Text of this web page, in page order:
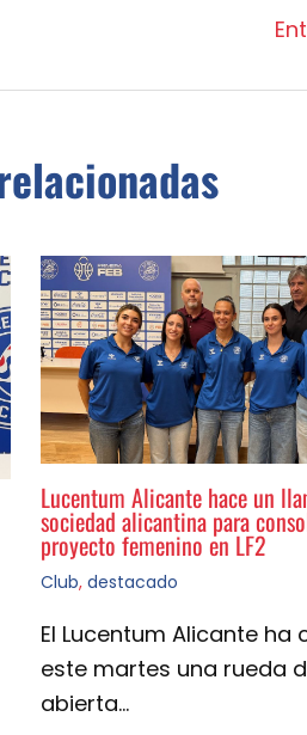
Lucentum Alicante hace un
sociedad alicantina para
proyecto femenino en LF2
Club, destacado
El Lucentum Alicante ha
este martes una rueda
abierta…